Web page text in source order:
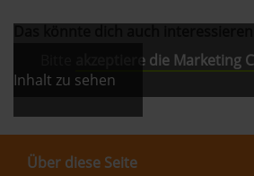
akzeptiere die Marketing
Inhalt zu sehen
Über diese Seite